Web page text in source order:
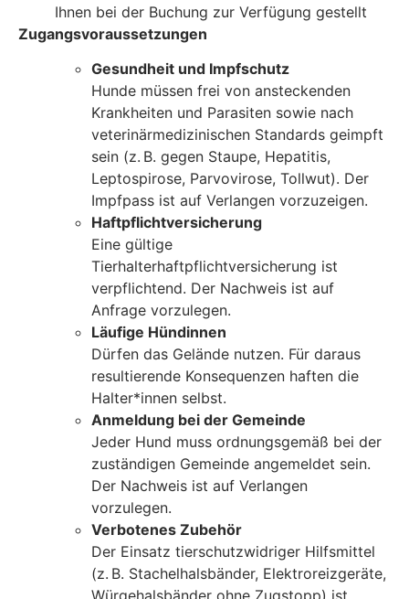
Ihnen bei der Buchung zur Verfügung gestellt
Zugangsvoraussetzungen
Gesundheit und Impfschutz
Hunde müssen frei von ansteckenden
Krankheiten und Parasiten sowie nach
veterinärmedizinischen Standards geimpft
sein (z. B. gegen Staupe, Hepatitis,
Leptospirose, Parvovirose, Tollwut). Der
Impfpass ist auf Verlangen vorzuzeigen.
Haftpflichtversicherung
Eine gültige
Tierhalterhaftpflichtversicherung ist
verpflichtend. Der Nachweis ist auf
Anfrage vorzulegen.
Läufige Hündinnen
Dürfen das Gelände nutzen. Für daraus
resultierende Konsequenzen haften die
Halter*innen selbst.
Anmeldung bei der Gemeinde
Jeder Hund muss ordnungsgemäß bei der
zuständigen Gemeinde angemeldet sein.
Der Nachweis ist auf Verlangen
vorzulegen.
Verbotenes Zubehör
Der Einsatz tierschutzwidriger Hilfsmittel
(z. B. Stachelhalsbänder, Elektroreizgeräte,